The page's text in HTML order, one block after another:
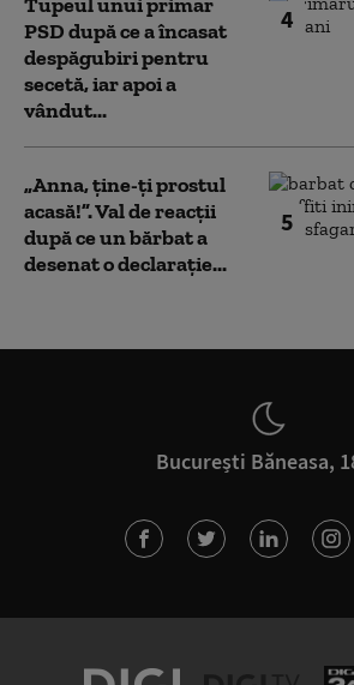
4
PSD după ce a încasat
despăgubiri pentru
secetă, iar apoi a
vândut...
5
„Anna, ţine-ţi prostul
acasă!”. Val de reacții
după ce un bărbat a
desenat o declarație...
București Băneasa,